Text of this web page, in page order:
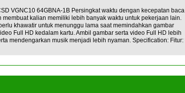
VGNC10 64GBNA-1B Persingkat waktu dengan kecepatan baca
membuat kalian memiliki lebih banyak waktu untuk pekerjaan lain.
khawatir untuk menunggu lama saat memindahkan gambar
Full HD kedalam kartu. Ambil gambar serta video Full HD lebih
mendengarkan musik menjadi lebih nyaman. Specification: Fitur: